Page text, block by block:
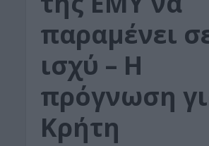
παραμένει
ισχύ – Η
πρόγνωση
Κρήτη